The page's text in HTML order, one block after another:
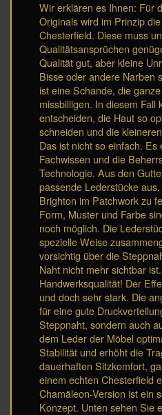
Wir erklären es Ihnen: Für
Originals wird im Prinzip
Chesterfield. Diese muss
Qualitätsansprüchen
Qualität gut, aber kleine
Bisse oder andere Narben
ist eine Schande, die
missbilligen. In diesem Fall
entscheiden, die Haut so
schneiden und die
Das ist nicht so einfach. Es
Fachwissen und die
Technologie. Aus den
passende Lederstücke
Brighton im Patchwork zu
Form, Muster und Farbe
noch möglich. Die
spezielle Weise
vorsichtig über die
Naht nicht mehr sichtbar
Handwerksqualität! Der
und doch sehr stark. Die
für eine gute
Steppnaht, sondern auch
dem Leder der Möbel
Stabilität und erhöht die
dauerhaften Sitzkomfort,
einem echten Chesterfield
Chamäleon-Version ist ein
Konzept. Unten sehen Sie